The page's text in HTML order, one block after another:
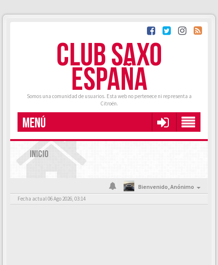
CLUB SAXO
ESPAÑA
Somos una comunidad de usuarios. Esta web no pertenece ni representa a
Citroën.
MENÚ
INICIO
Bienvenido,Anónimo
Fecha actual 06 Ago 2026, 03:14